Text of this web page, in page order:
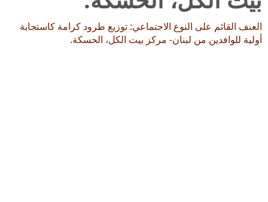
العنف القائم على النوع الاجتماعي: توزيع طرود كرامة كاستجابة
أولية للوافدين من لبنان- مركز بيت الكل، الحسكة.